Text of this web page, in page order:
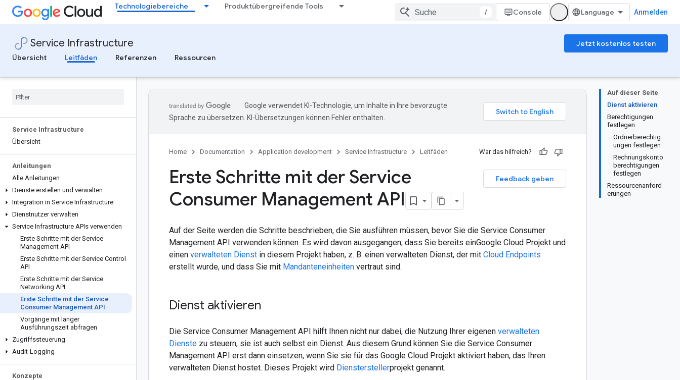
Technologiebereiche Produktübergreifende Tools
/ Console Anmelden
Service Infrastructure
Jetzt kostenlos testen
Übersicht
Leitfäden Referenzen Ressourcen
Service Infrastructure
Übersicht
Anleitungen
Alle Anleitungen
Dienste erstellen und verwalten
Integration in Service Infrastructure
Dienstnutzer verwalten
Service Infrastructure APIs verwenden
Erste Schritte mit der Service
Management API
Erste Schritte mit der Service Control
API
Erste Schritte mit der Service
Networking API
Erste Schritte mit der Service
Consumer Management API
Vorgänge mit langer
Ausführungszeit abfragen
Zugriffssteuerung
Audit-Logging
Konzepte
Auf dieser Seite
Dienst aktivieren
Berechtigungen
festlegen
Ordnerberechtig
ungen festlegen
Rechnungskonto
berechtigungen
festlegen
Ressourcenanford
erungen
Google verwendet KI-Technologie, um Inhalte in Ihre bevorzugte
Sprache zu übersetzen. KI-Übersetzungen können Fehler enthalten.
Home Documentation Application development Service Infrastructure Leitfäden War das hilfreich?
Feedback geben
Erste Schritte mit der Service
Consumer Management API
Auf der Seite werden die Schritte beschrieben, die Sie ausführen müssen, bevor Sie die Service Consumer
Management API verwenden können. Es wird davon ausgegangen, dass Sie bereits einGoogle Cloud Projekt und
einen verwalteten Dienst in diesem Projekt haben, z. B. einen verwalteten Dienst, der mit Cloud Endpoints
erstellt wurde, und dass Sie mit Mandanteneinheiten vertraut sind.
Dienst aktivieren
Die Service Consumer Management API hilft Ihnen nicht nur dabei, die Nutzung Ihrer eigenen verwalteten
Dienste zu steuern, sie ist auch selbst ein Dienst. Aus diesem Grund können Sie die Service Consumer
Management API erst dann einsetzen, wenn Sie sie für das Google Cloud Projekt aktiviert haben, das Ihren
verwalteten Dienst hostet. Dieses Projekt wird Diensterstellerprojekt genannt.